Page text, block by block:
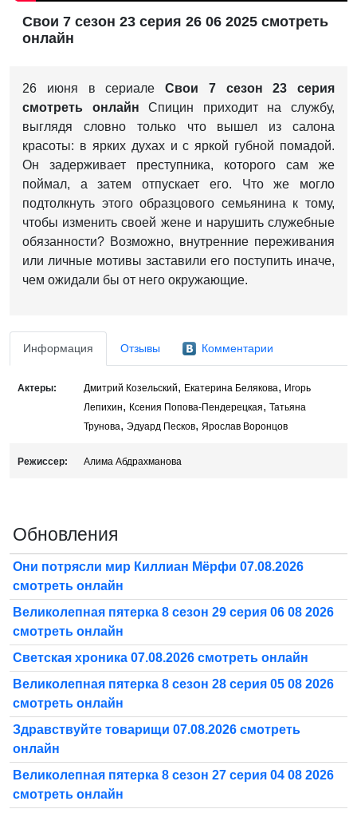
Свои 7 сезон 23 серия 26 06 2025 смотреть
онлайн
26 июня в сериале Свои 7 сезон 23 серия
смотреть онлайнСпицин приходит на службу,
выглядя словно только что вышел из салона
красоты: в ярких духах и с яркой губной помадой.
Он задерживает преступника, которого сам же
поймал, а затем отпускает его. Что же могло
подтолкнуть этого образцового семьянина к тому,
чтобы изменить своей жене и нарушить служебные
обязанности? Возможно, внутренние переживания
или личные мотивы заставили его поступить иначе,
чем ожидали бы от него окружающие.
Информация Отзывы Комментарии
Актеры: Дмитрий Козельский, Екатерина Белякова, Игорь
Лепихин, Ксения Попова-Пендерецкая, Татьяна
Трунова, Эдуард Песков, Ярослав Воронцов
Режиссер: Алима Абдрахманова
Обновления
Они потрясли мир Киллиан Мёрфи 07.08.2026
смотреть онлайн
Великолепная пятерка 8 сезон 29 серия 06 08 2026
смотреть онлайн
Светская хроника 07.08.2026 смотреть онлайн
Великолепная пятерка 8 сезон 28 серия 05 08 2026
смотреть онлайн
Здравствуйте товарищи 07.08.2026 смотреть
онлайн
Великолепная пятерка 8 сезон 27 серия 04 08 2026
смотреть онлайн